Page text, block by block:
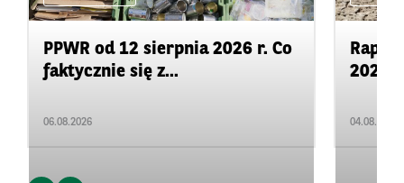
PPWR od 12 sierpnia 2026 r. Co
faktycznie się z...
06.08.2026
2026:
04.08.2026